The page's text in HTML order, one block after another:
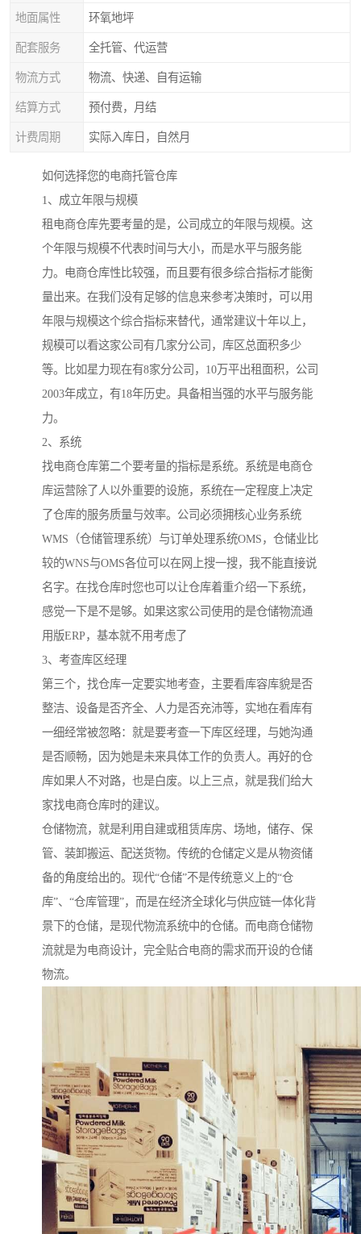
地面属性 环氧地坪
配套服务 全托管、代运营
物流方式 物流、快递、自有运输
结算方式 预付费，月结
计费周期 实际入库日，自然月
如何选择您的电商托管仓库
1、成立年限与规模
租电商仓库先要考量的是，公司成立的年限与规模。这
个年限与规模不代表时间与大小，而是水平与服务能
力。电商仓库性比较强，而且要有很多综合指标才能衡
量出来。在我们没有足够的信息来参考决策时，可以用
年限与规模这个综合指标来替代，通常建议十年以上，
规模可以看这家公司有几家分公司，库区总面积多少
等。比如星力现在有8家分公司，10万平出租面积，公司
2003年成立，有18年历史。具备相当强的水平与服务能
力。
2、系统
找电商仓库第二个要考量的指标是系统。系统是电商仓
库运营除了人以外重要的设施，系统在一定程度上决定
了仓库的服务质量与效率。公司必须拥核心业务系统
WMS（仓储管理系统）与订单处理系统OMS，仓储业比
较的WNS与OMS各位可以在网上搜一搜，我不能直接说
名字。在找仓库时您也可以让仓库着重介绍一下系统，
感觉一下是不是够。如果这家公司使用的是仓储物流通
用版ERP，基本就不用考虑了
3、考查库区经理
第三个，找仓库一定要实地考查，主要看库容库貌是否
整洁、设备是否齐全、人力是否充沛等，实地在看库有
一细经常被忽略：就是要考查一下库区经理，与她沟通
是否顺畅，因为她是未来具体工作的负责人。再好的仓
库如果人不对路，也是白废。以上三点，就是我们给大
家找电商仓库时的建议。
仓储物流，就是利用自建或租赁库房、场地，储存、保
管、装卸搬运、配送货物。传统的仓储定义是从物资储
备的角度给出的。现代“仓储”不是传统意义上的“仓
库”、“仓库管理”，而是在经济全球化与供应链一体化背
景下的仓储，是现代物流系统中的仓储。而电商仓储物
流就是为电商设计，完全贴合电商的需求而开设的仓储
物流。